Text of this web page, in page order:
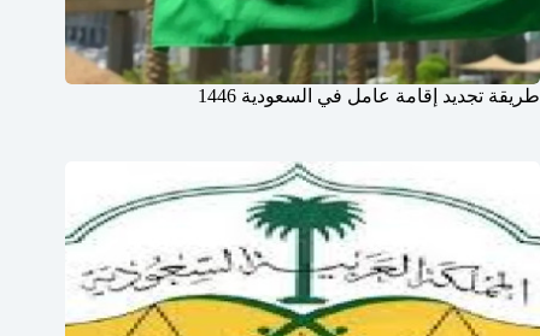
طريقة تجديد إقامة عامل في السعودية 1446